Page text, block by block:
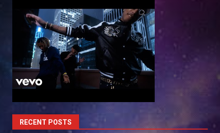
RECENT POSTS